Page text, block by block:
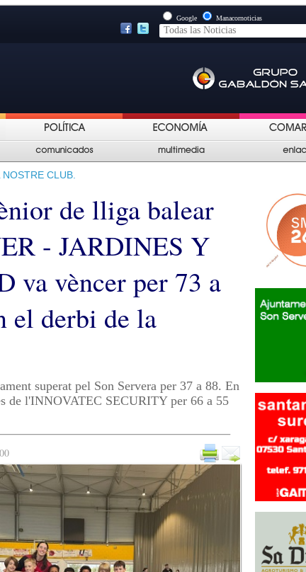
Google Manacornoticias
CLUB.
de lliga balear
- JARDINES Y
vèncer per 73 a
el derbi de la
superat pel Son Servera per 37 a 88. En
de l'INNOVATEC SECURITY per 66 a 55